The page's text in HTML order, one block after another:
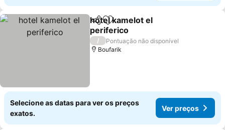
PartilharAdicionar aos favoritos
hotel kamelot el
periferico
Ver preços
/
Pontuação não disponível
Boufarik
Selecione as datas para ver os preços
exatos.
Ver preços